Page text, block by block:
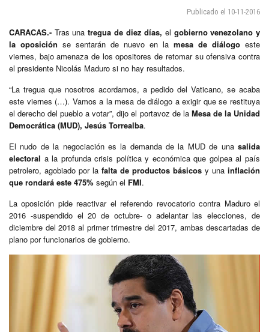
Publicado el 10-11-2016
CARACAS.- Tras una tregua de diez días, el gobierno venezolano y
la oposición se sentarán de nuevo en la mesa de diálogo este
viernes, bajo amenaza de los opositores de retomar su ofensiva contra
el presidente Nicolás Maduro si no hay resultados.
“La tregua que nosotros acordamos, a pedido del Vaticano, se acaba
este viernes (…). Vamos a la mesa de diálogo a exigir que se restituya
el derecho del pueblo a votar”, dijo el portavoz de la Mesa de la Unidad
Democrática (MUD), Jesús Torrealba.
El nudo de la negociación es la demanda de la MUD de una salida
electoral a la profunda crisis política y económica que golpea al país
petrolero, agobiado por la falta de productos básicos y una inflación
que rondará este 475% según el FMI.
La oposición pide reactivar el referendo revocatorio contra Maduro el
2016 -suspendido el 20 de octubre- o adelantar las elecciones, de
diciembre del 2018 al primer trimestre del 2017, ambas descartadas de
plano por funcionarios de gobierno.